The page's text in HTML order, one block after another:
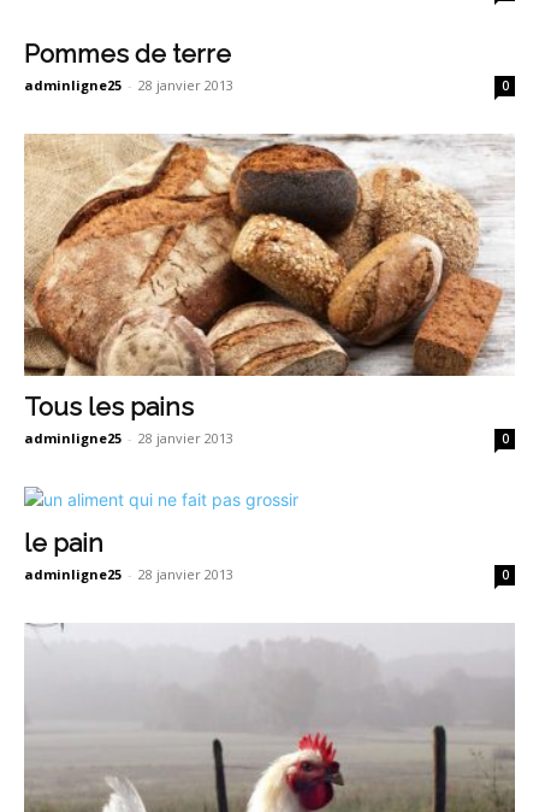
Pommes de terre
adminligne25 - 28 janvier 2013 0
Tous les pains
adminligne25 - 28 janvier 2013 0
le pain
adminligne25 - 28 janvier 2013 0